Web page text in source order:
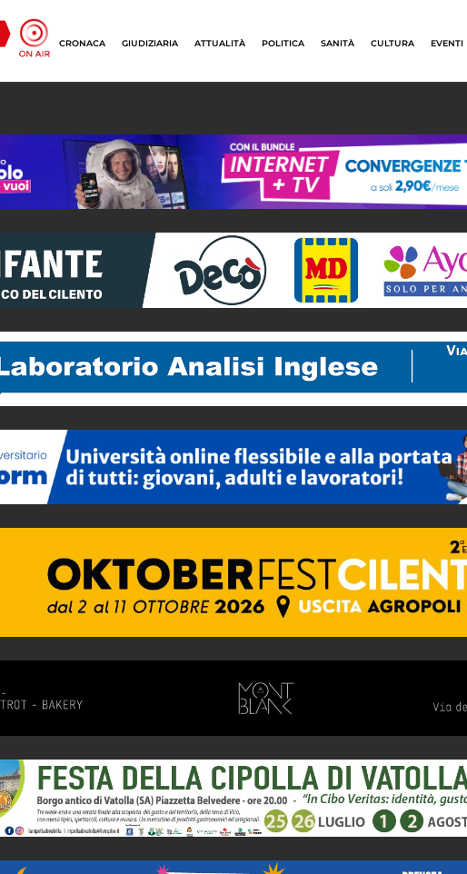
CRONACA GIUDIZIARIA ATTUALITÀ POLITICA SANITÀ CULTURA EVENTI